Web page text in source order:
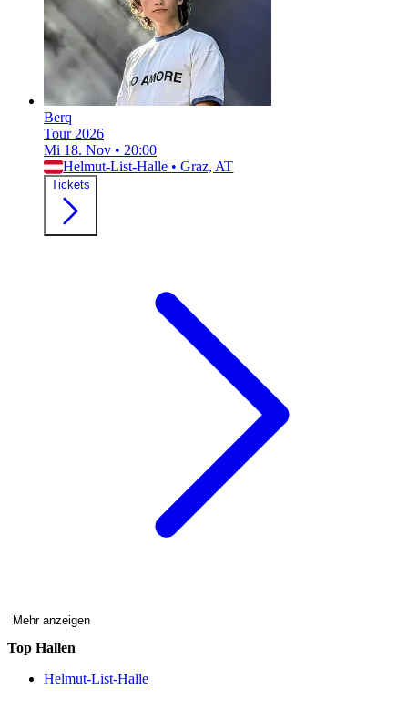
Berq
Tour 2026
Mi 18. Nov • 20:00
Helmut-List-Halle • Graz, AT
Tickets
Mehr anzeigen
Top Hallen
Helmut-List-Halle